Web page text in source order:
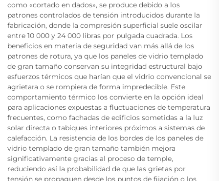
como «cortado en dados», se produce debido a los
patrones controlados de tensión introducidos durante la
fabricación, donde la compresión superficial suele oscilar
entre 10 000 y 24 000 libras por pulgada cuadrada. Los
beneficios en materia de seguridad van más allá de los
patrones de rotura, ya que los paneles de vidrio templado
de gran tamaño conservan su integridad estructural bajo
esfuerzos térmicos que harían que el vidrio convencional se
agrietara o se rompiera de forma impredecible. Este
comportamiento térmico los convierte en la opción ideal
para aplicaciones expuestas a fluctuaciones de temperatura
frecuentes, como fachadas de edificios sometidas a la luz
solar directa o tabiques interiores próximos a sistemas de
calefacción. La resistencia de los bordes de los paneles de
vidrio templado de gran tamaño también mejora
significativamente gracias al proceso de temple,
reduciendo así la probabilidad de que las grietas por
tensión se propaguen desde los puntos de fijación o los